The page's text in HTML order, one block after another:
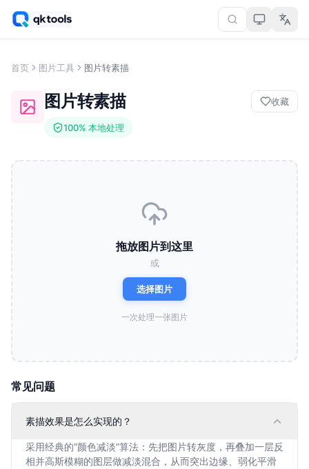
首页 图片工具 图片转素描
图片转素描
100% 本地处理
收藏
拖放图片到这里
或
选择图片
一次处理一张图片
常见问题
素描效果是怎么实现的？
采用经典的“颜色减淡”算法：先把图片转灰度，再叠加一层反
相并高斯模糊的图层做减淡混合，从而突出边缘、弱化平滑